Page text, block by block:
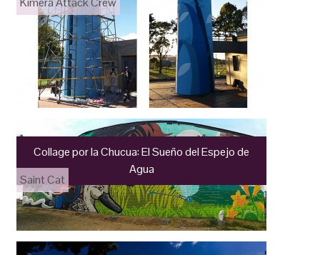
Collage por la Chucua: El Sueño del Espejo de
Agua
Saint Cat